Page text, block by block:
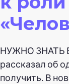
НУЖНО ЗНАТЬ
рассказал об
получить. В